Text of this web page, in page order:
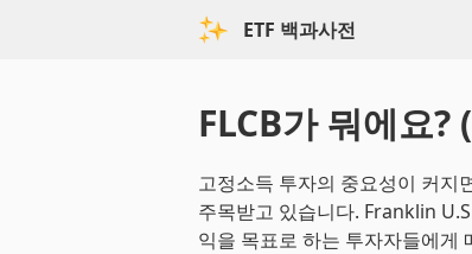
ETF 백과사전
FLCB가 뭐에요?
고정소득 투자의 중요성이 커지
주목받고 있습니다. Franklin
익을 목표로 하는 투자자들에게